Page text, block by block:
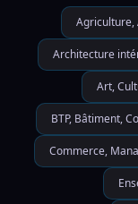
Agriculture,
Architecture
Art,
BTP, Bâtiment,
Commerce,